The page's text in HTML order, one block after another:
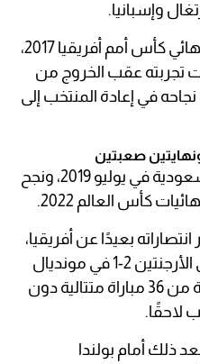
وإسبانيا.
كما قاد رينارد المغرب إلى ربع نهائي كأس أمم أفريقيا 2017،
تجربته عقب الخروج من
ذلك نجاحه في إعادة المنتخب إلى
ونهايتين صعبتين
بدأت تجربة رينارد الأولى مع السعودية في يوليو 2019، ونجح
كأس العالم 2022.
بعيدًا عن أفريقيا،
عندما قاد السعودية للفوز على الأرجنتين 2-1 في مونديال
قطر. وأنهى ذلك الفوز سلسلة من 36 مباراة متتالية دون
لاحقًا.
ذلك أمام بولندا